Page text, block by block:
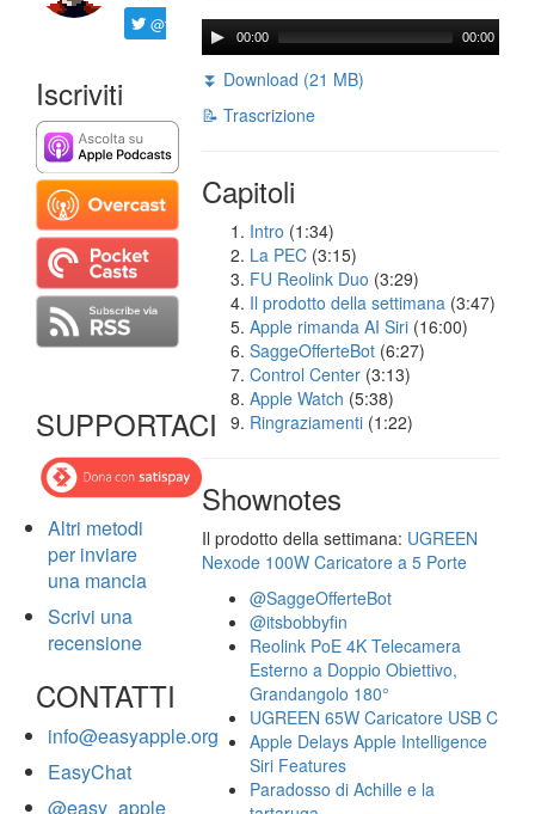
@ftrava
Iscriviti
SUPPORTACI
Altri metodi
per inviare
una mancia
Scrivi una
recensione
CONTATTI
info@easyapple.org
EasyChat
@easy_apple
00:00 00:00
⏬ Download (21 MB)
📝 Trascrizione
Capitoli
Intro (1:34)
La PEC (3:15)
FU Reolink Duo (3:29)
Il prodotto della settimana (3:47)
Apple rimanda AI Siri (16:00)
SaggeOfferteBot (6:27)
Control Center (3:13)
Apple Watch (5:38)
Ringraziamenti (1:22)
Shownotes
Il prodotto della settimana: UGREEN
Nexode 100W Caricatore a 5 Porte
@SaggeOfferteBot
@itsbobbyfin
Reolink PoE 4K Telecamera
Esterno a Doppio Obiettivo,
Grandangolo 180°
UGREEN 65W Caricatore USB C
Apple Delays Apple Intelligence
Siri Features
Paradosso di Achille e la